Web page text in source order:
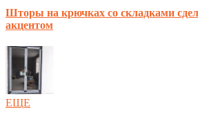
Шторы на крючках со складками
акцентом
ЕЩЕ